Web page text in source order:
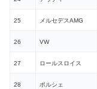
25 メルセデスAMG
26 VW
27 ロールスロイス
28 ポルシェ